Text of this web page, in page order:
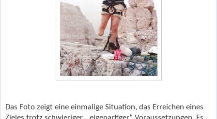
Das Foto zeigt eine einmalige Situation, das Erreichen eines